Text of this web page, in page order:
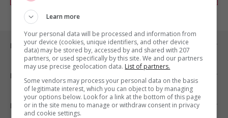
Emplois par ville
Emplois par secteur
Emplois par statut
Learn more
Your personal data will be processed and information from
your device (cookies, unique identifiers, and other device
data) may be stored by, accessed by and shared with 207
partners, or used specifically by this site. We and our partners
may use precise geolocation data. List of partners.
Some vendors may process your personal data on the basis
of legitimate interest, which you can object to by managing
your options below. Look for a link at the bottom of this page
or in the site menu to manage or withdraw consent in privacy
and cookie settings.